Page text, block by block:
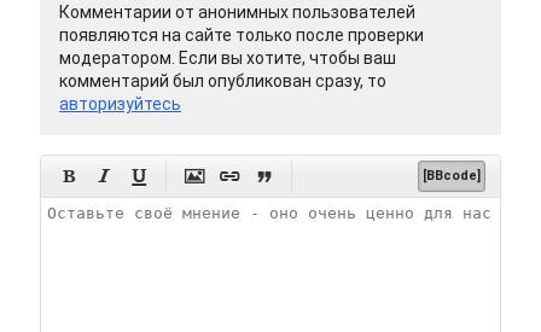
Комментарии от анонимных пользователей
появляются на сайте только после проверки
модератором. Если вы хотите, чтобы ваш
комментарий был опубликован сразу, то
авторизуйтесь
      [BBcode]